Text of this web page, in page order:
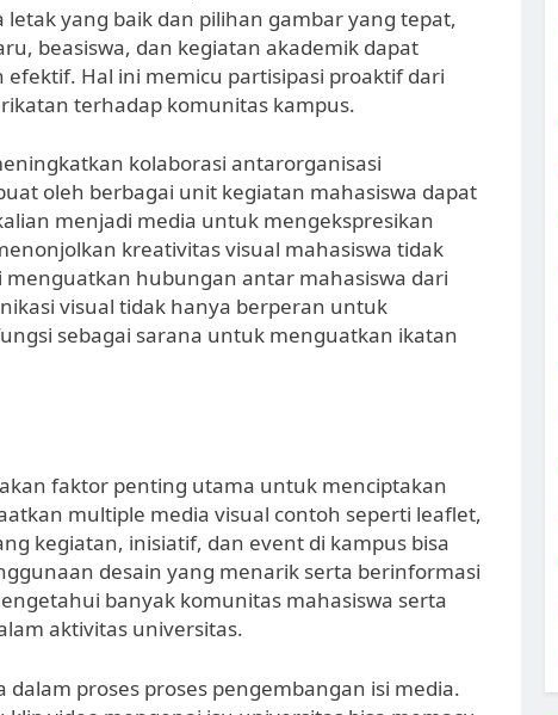
yang baik dan pilihan gambar yang tepat,
beasiswa, dan kegiatan akademik dapat
Hal ini memicu partisipasi proaktif dari
terhadap komunitas kampus.
kolaborasi antarorganisasi
oleh berbagai unit kegiatan mahasiswa dapat
menjadi media untuk mengekspresikan
kreativitas visual mahasiswa tidak
hubungan antar mahasiswa dari
visual tidak hanya berperan untuk
sebagai sarana untuk menguatkan ikatan
faktor penting utama untuk menciptakan
multiple media visual contoh seperti leaflet,
kegiatan, inisiatif, dan event di kampus bisa
desain yang menarik serta berinformasi
banyak komunitas mahasiswa serta
aktivitas universitas.
proses proses pengembangan isi media.